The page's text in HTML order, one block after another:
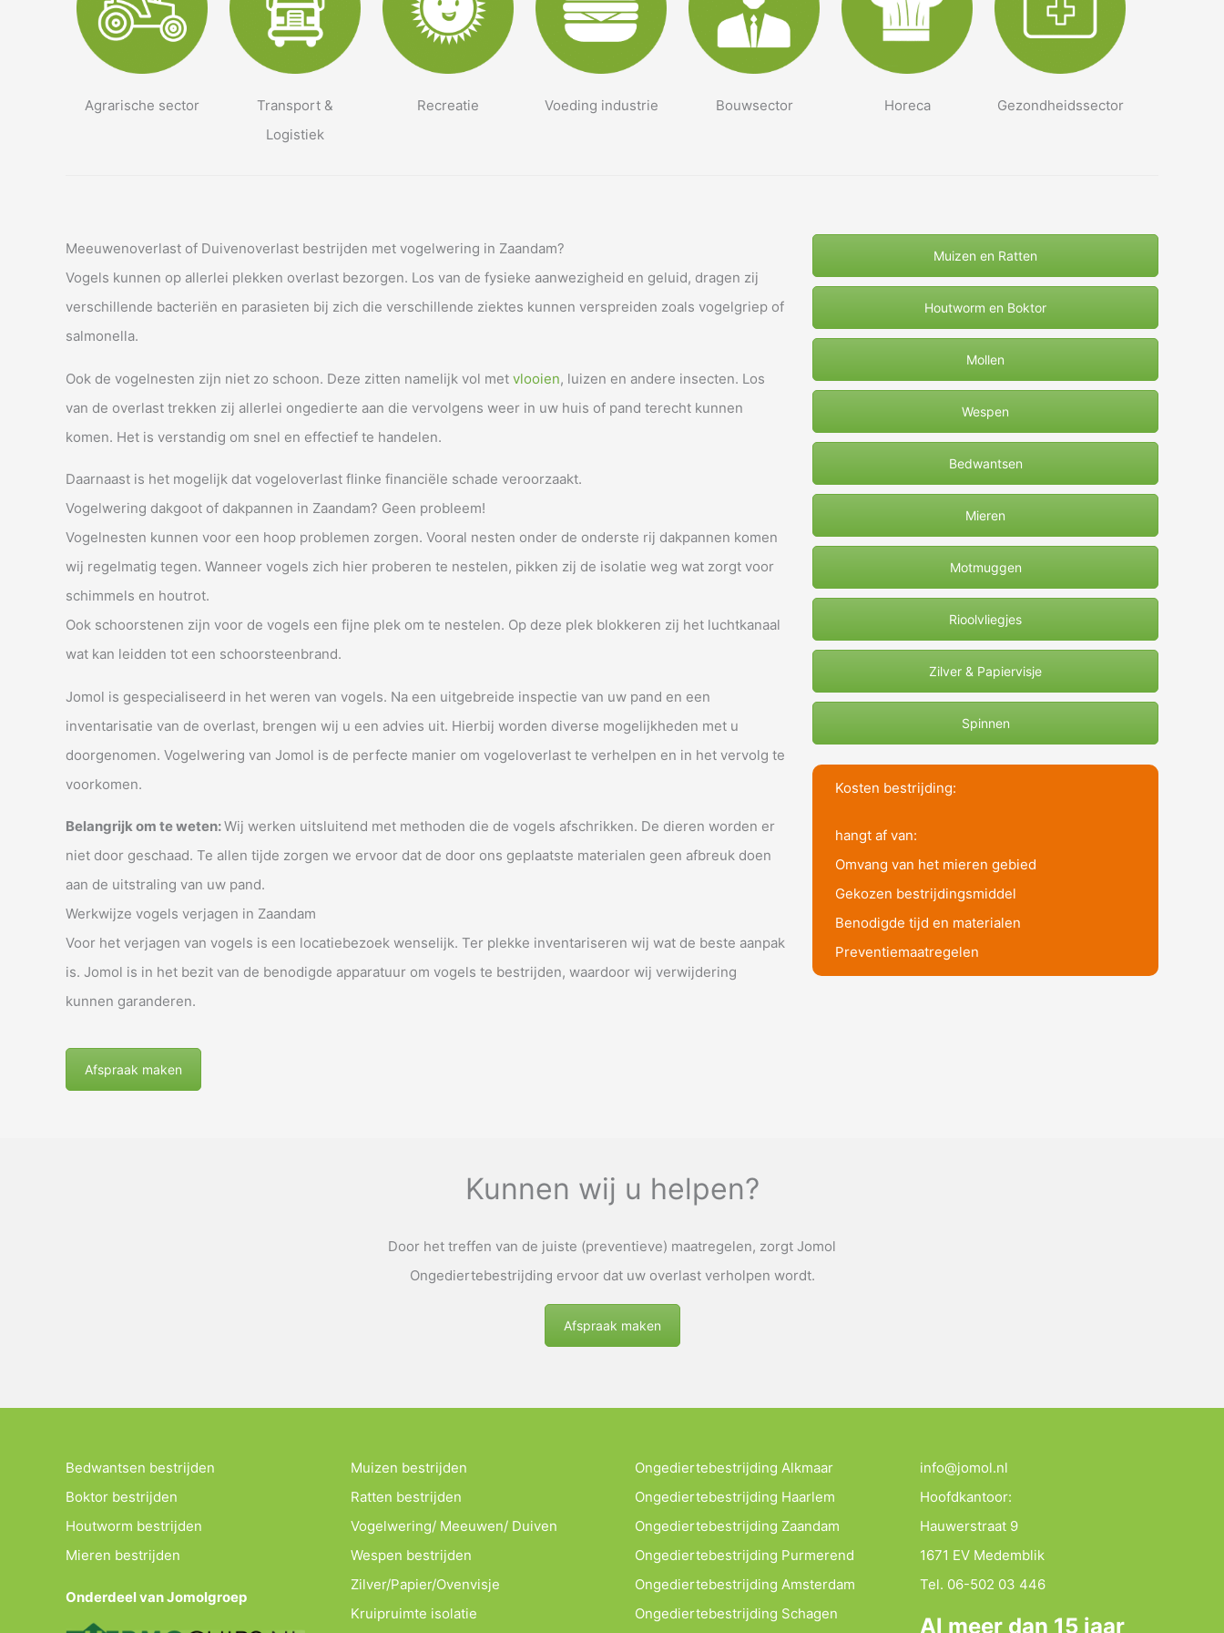
Agrarische sector
Transport &
Logistiek
Recreatie Voeding industrie Bouwsector Horeca Gezondheidssector
Meeuwenoverlast of Duivenoverlast bestrijden met vogelwering in Zaandam?
Vogels kunnen op allerlei plekken overlast bezorgen. Los van de fysieke aanwezigheid en geluid, dragen zij
verschillende bacteriën en parasieten bij zich die verschillende ziektes kunnen verspreiden zoals vogelgriep of
salmonella.
Ook de vogelnesten zijn niet zo schoon. Deze zitten namelijk vol met vlooien, luizen en andere insecten. Los
van de overlast trekken zij allerlei ongedierte aan die vervolgens weer in uw huis of pand terecht kunnen
komen. Het is verstandig om snel en effectief te handelen.
Daarnaast is het mogelijk dat vogeloverlast flinke financiële schade veroorzaakt.
Vogelwering dakgoot of dakpannen in Zaandam? Geen probleem!
Vogelnesten kunnen voor een hoop problemen zorgen. Vooral nesten onder de onderste rij dakpannen komen
wij regelmatig tegen. Wanneer vogels zich hier proberen te nestelen, pikken zij de isolatie weg wat zorgt voor
schimmels en houtrot.
Ook schoorstenen zijn voor de vogels een fijne plek om te nestelen. Op deze plek blokkeren zij het luchtkanaal
wat kan leidden tot een schoorsteenbrand.
Jomol is gespecialiseerd in het weren van vogels. Na een uitgebreide inspectie van uw pand en een
inventarisatie van de overlast, brengen wij u een advies uit. Hierbij worden diverse mogelijkheden met u
doorgenomen. Vogelwering van Jomol is de perfecte manier om vogeloverlast te verhelpen en in het vervolg te
voorkomen.
Belangrijk om te weten:Wij werken uitsluitend met methoden die de vogels afschrikken. De dieren worden er
niet door geschaad. Te allen tijde zorgen we ervoor dat de door ons geplaatste materialen geen afbreuk doen
aan de uitstraling van uw pand.
Werkwijze vogels verjagen in Zaandam
Voor het verjagen van vogels is een locatiebezoek wenselijk. Ter plekke inventariseren wij wat de beste aanpak
is. Jomol is in het bezit van de benodigde apparatuur om vogels te bestrijden, waardoor wij verwijdering
kunnen garanderen.
Afspraak maken
Muizen en Ratten
Houtworm en Boktor
Mollen
Wespen
Bedwantsen
Mieren
Motmuggen
Rioolvliegjes
Zilver & Papiervisje
Spinnen
Kosten bestrijding:
hangt af van:
Omvang van het mieren gebied
Gekozen bestrijdingsmiddel
Benodigde tijd en materialen
Preventiemaatregelen
Kunnen wij u helpen?
Door het treffen van de juiste (preventieve) maatregelen, zorgt Jomol
Ongediertebestrijding ervoor dat uw overlast verholpen wordt.
Afspraak maken
Bedwantsen bestrijden
Boktor bestrijden
Houtworm bestrijden
Mieren bestrijden
Onderdeel van Jomolgroep
Muizen bestrijden
Ratten bestrijden
Vogelwering/ Meeuwen/ Duiven
Wespen bestrijden
Zilver/Papier/Ovenvisje
Kruipruimte isolatie
Ongediertebestrijding Alkmaar
Ongediertebestrijding Haarlem
Ongediertebestrijding Zaandam
Ongediertebestrijding Purmerend
Ongediertebestrijding Amsterdam
Ongediertebestrijding Schagen
info@jomol.nl
Hoofdkantoor:
Hauwerstraat 9
1671 EV Medemblik
Tel. 06-502 03 446
Al meer dan 15 jaar